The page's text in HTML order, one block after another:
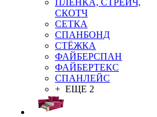
ПЛЁНКА, СТРЕЙЧ,
СКОТЧ
СЕТКА
СПАНБОНД
СТЁЖКА
ФАЙБЕРСПАН
ФАЙБЕРТЕКС
СПАНЛЕЙС
+ ЕЩЕ 2